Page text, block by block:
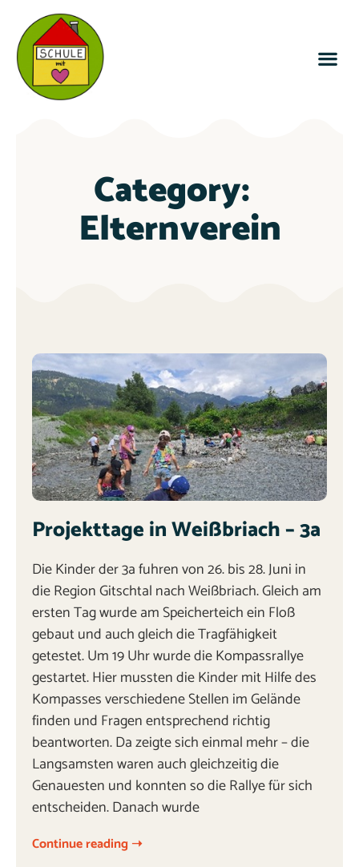
Category:
Elternverein
Projekttage in Weißbriach – 3a
Die Kinder der 3a fuhren von 26. bis 28. Juni in
die Region Gitschtal nach Weißbriach. Gleich am
ersten Tag wurde am Speicherteich ein Floß
gebaut und auch gleich die Tragfähigkeit
getestet. Um 19 Uhr wurde die Kompassrallye
gestartet. Hier mussten die Kinder mit Hilfe des
Kompasses verschiedene Stellen im Gelände
finden und Fragen entsprechend richtig
beantworten. Da zeigte sich einmal mehr – die
Langsamsten waren auch gleichzeitig die
Genauesten und konnten so die Rallye für sich
entscheiden. Danach wurde
Continue reading ➝